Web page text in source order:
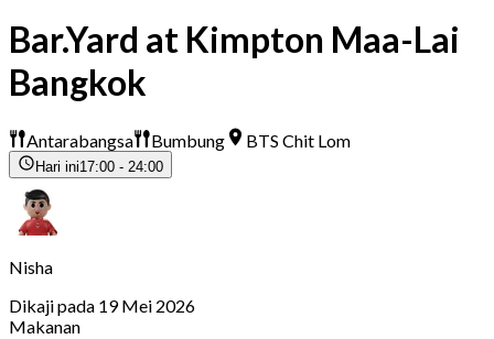
Bar.Yard at Kimpton Maa-Lai
Bangkok
Antarabangsa Bumbung BTS Chit Lom
Hari ini17:00 - 24:00
Nisha
Dikaji pada 19 Mei 2026
Makanan